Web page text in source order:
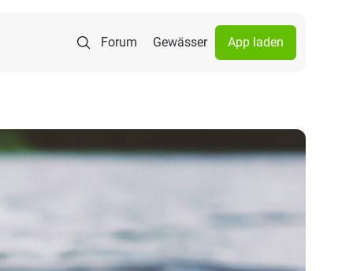
Forum Gewässer App laden